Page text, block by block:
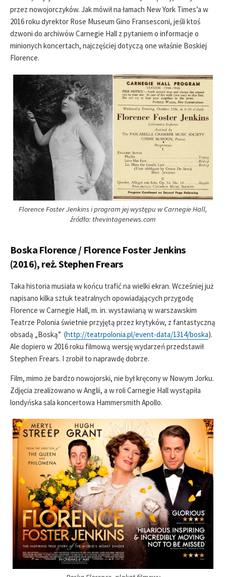
przez nowojorczyków. Jak mówił na łamach New York Times’a w
2016 roku dyrektor Rose Museum Gino Fransesconi, jeśli ktoś
dzwoni do archiwów Carnegie Hall z pytaniem o informacje o
minionych koncertach, najczęściej dotyczą one właśnie Boskiej
Florence.
Florence Foster Jenkins i program jej występu w Carnegie Hall,
źródło: thevintagenews.com
Boska Florence / Florence Foster Jenkins
(2016), reż. Stephen Frears
Taka historia musiała w końcu trafić na wielki ekran. Wcześniej już
napisano kilka sztuk teatralnych opowiadających przygodę
Florence w Carnegie Hall, m. in. wystawianą w warszawskim
Teatrze Polonia świetnie przyjętą przez krytyków, z fantastyczną
obsadą „Boską” (http://teatrpolonia.pl/event-data/1314/boska).
Ale dopiero w 2016 roku filmową wersję wydarzeń przedstawił
Stephen Frears. I zrobił to naprawdę dobrze.
Film, mimo że bardzo nowojorski, nie był kręcony w Nowym Jorku.
Zdjęcia zrealizowano w Anglii, a w roli Carnegie Hall wystąpiła
londyńska sala koncertowa Hammersmith Apollo.